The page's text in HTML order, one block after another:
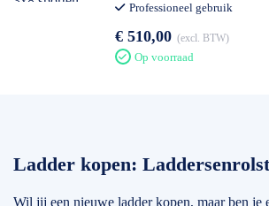
Professioneel gebruik
€ 510,00 excl. BTW
Op voorraad
Ladder kopen:
Wil jij een nieuwe ladder kopen, maar ben je